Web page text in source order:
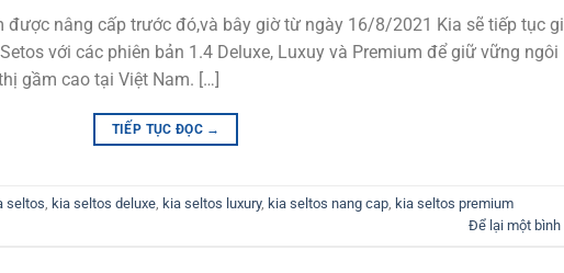
được nâng cấp trước đó,và bây giờ từ ngày 16/8/2021 Kia sẽ tiếp tục
với các phiên bản 1.4 Deluxe, Luxuy và Premium để giữ vững ngôi
gầm cao tại Việt Nam. […]
TIẾP TỤC ĐỌC →
seltos kia seltos deluxe kia seltos luxury, kia seltos nang cap kia seltos premium
Để lại một bình